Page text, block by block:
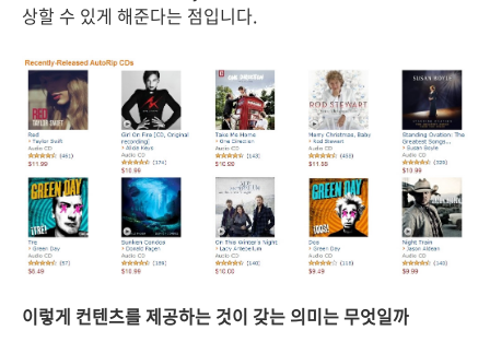
상할 수 있게 해준다는 점입니다.
이렇게 컨텐츠를 제공하는 것이 갖는 의미는 무엇일까